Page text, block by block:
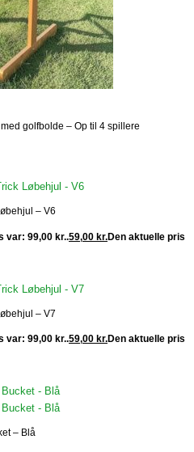
golfbolde – Op til 4 spillere
– V6
var: 99,00 kr..59,00 kr.Den aktuelle pris
– V7
var: 99,00 kr..59,00 kr.Den aktuelle pris
– Blå